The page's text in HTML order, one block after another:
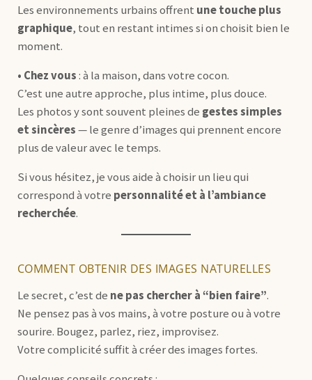
Les environnements urbains offrent une touche plus
graphique, tout en restant intimes si on choisit bien le
moment.
• Chez vous: à la maison, dans votre cocon.
C’est une autre approche, plus intime, plus douce.
Les photos y sont souvent pleines de gestes simples
et sincères— le genre d’images qui prennent encore
plus de valeur avec le temps.
Si vous hésitez, je vous aide à choisir un lieu qui
correspond à votre personnalité et à l’ambiance
recherchée.
COMMENT OBTENIR DES IMAGES NATURELLES
Le secret, c’est de ne pas chercher à “bien faire”.
Ne pensez pas à vos mains, à votre posture ou à votre
sourire. Bougez, parlez, riez, improvisez.
Votre complicité suffit à créer des images fortes.